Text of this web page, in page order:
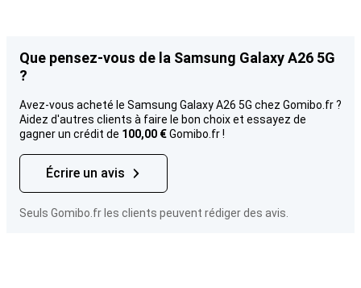
Que pensez-vous de la Samsung Galaxy A26 5G
?
Avez-vous acheté le Samsung Galaxy A26 5G chez Gomibo.fr ?
Aidez d'autres clients à faire le bon choix et essayez de
gagner un crédit de 100,00 €Gomibo.fr !
Écrire un avis
Seuls Gomibo.fr les clients peuvent rédiger des avis.